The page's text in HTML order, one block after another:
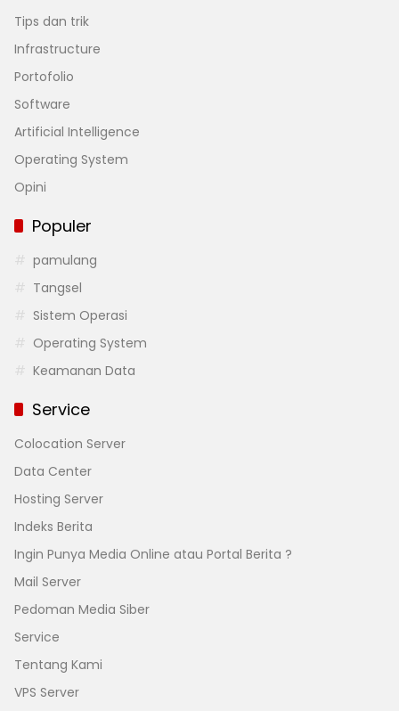
Tips dan trik
Infrastructure
Portofolio
Software
Artificial Intelligence
Operating System
Opini
Populer
pamulang
Tangsel
Sistem Operasi
Operating System
Keamanan Data
Service
Colocation Server
Data Center
Hosting Server
Indeks Berita
Ingin Punya Media Online atau Portal Berita ?
Mail Server
Pedoman Media Siber
Service
Tentang Kami
VPS Server